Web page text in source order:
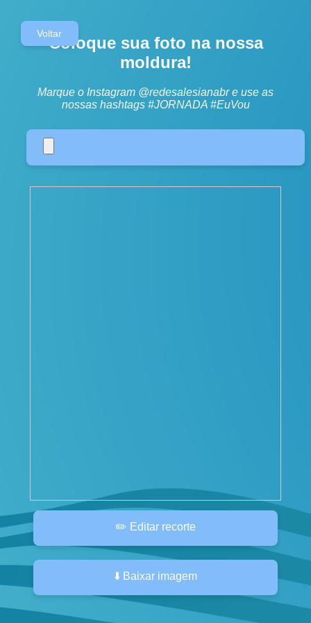
VoltarColoque sua foto na nossa
moldura!
Marque o Instagram @redesalesianabr e use as
nossas hashtags #JORNADA #EuVou
✏️ Editar recorte
⬇️ Baixar imagem